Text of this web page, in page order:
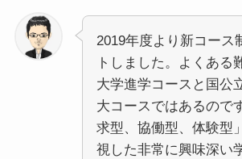
2019年度より新コース
トしました。よくある
大学進学コースと国公
大コースではあるので
求型、協働型、体験型
視した非常に興味深い